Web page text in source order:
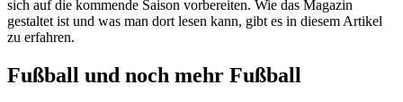
sich auf die kommende Saison vorbereiten. Wie das Magazin
gestaltet ist und was man dort lesen kann, gibt es in diesem Artikel
zu erfahren.
Fußball und noch mehr Fußball